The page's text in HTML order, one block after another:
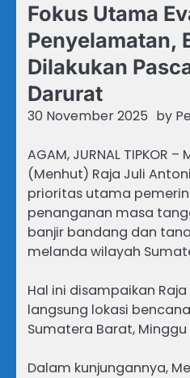
Fokus Utama
Penyelamatan,
Dilakukan
Darurat
30 November 2025 by
AGAM, JURNAL TIPKOR
(Menhut) Raja Juli
prioritas utama
penanganan masa
banjir bandang dan
melanda wilayah
Hal ini disampaikan
langsung lokasi
Sumatera Barat, Minggu
Dalam kunjungannya,